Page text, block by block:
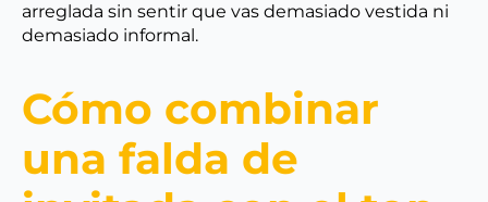
arreglada sin sentir que vas demasiado vestida ni
demasiado informal.
Cómo combinar
una falda de